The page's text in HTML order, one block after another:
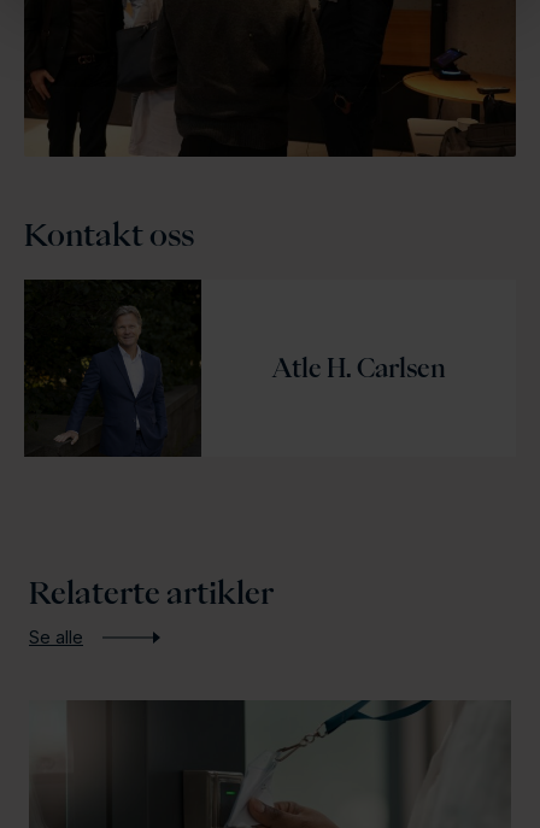
Kontakt oss
Atle H. Carlsen
Relaterte artikler
Se alle